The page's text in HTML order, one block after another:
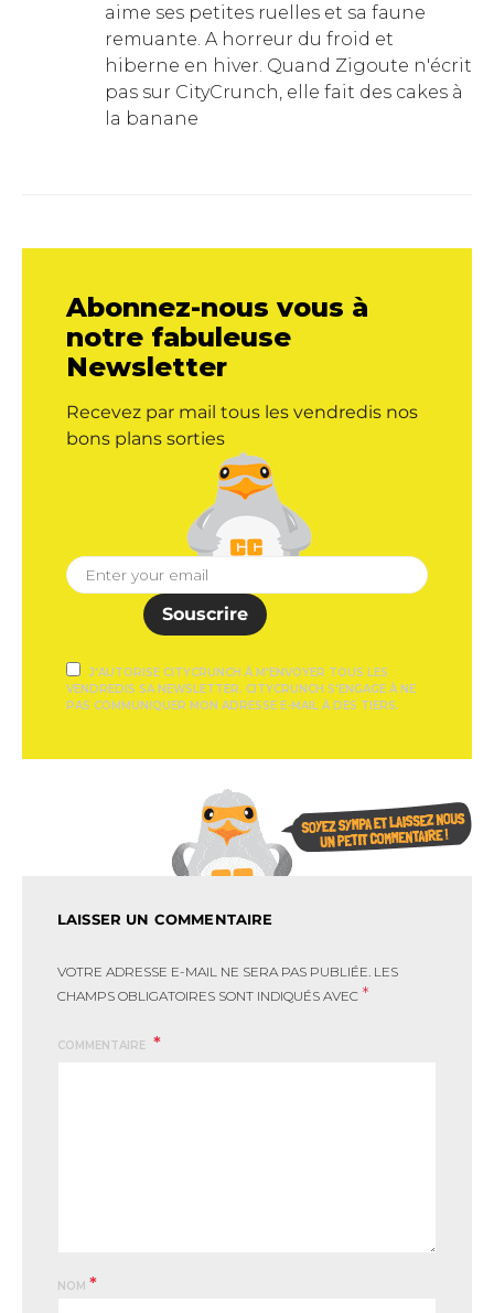
aime ses petites ruelles et sa faune
remuante. A horreur du froid et
hiberne en hiver. Quand Zigoute n'écrit
pas sur CityCrunch, elle fait des cakes à
la banane
Abonnez-nous vous à
notre fabuleuse
Newsletter
Recevez par mail tous les vendredis nos
bons plans sorties
Souscrire
J'AUTORISE CITYCRUNCH À M'ENVOYER TOUS LES
VENDREDIS SA NEWSLETTER. CITYCRUNCH S'ENGAGE À NE
PAS COMMUNIQUER MON ADRESSE E-MAIL À DES TIERS.
LAISSER UN COMMENTAIRE
VOTRE ADRESSE E-MAIL NE SERA PAS PUBLIÉE. LES
CHAMPS OBLIGATOIRES SONT INDIQUÉS AVEC *
COMMENTAIRE
NOM *